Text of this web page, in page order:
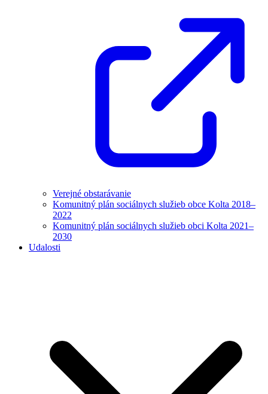
Verejné obstarávanie
Komunitný plán sociálnych služieb obce Kolta 2018–
2022
Komunitný plán sociálnych služieb obci Kolta 2021–
2030
Udalosti